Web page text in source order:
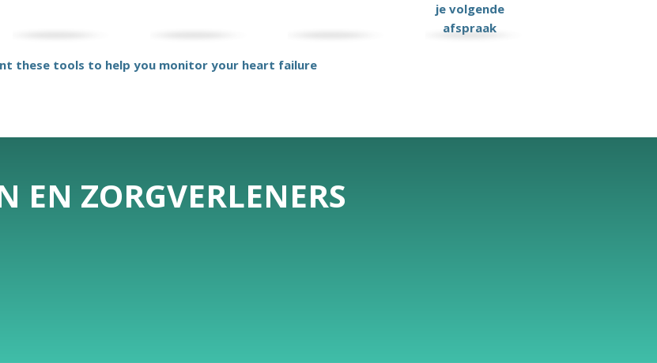
je volgende
afspraak
these tools to help you monitor your heart failure
EN ZORGVERLENERS